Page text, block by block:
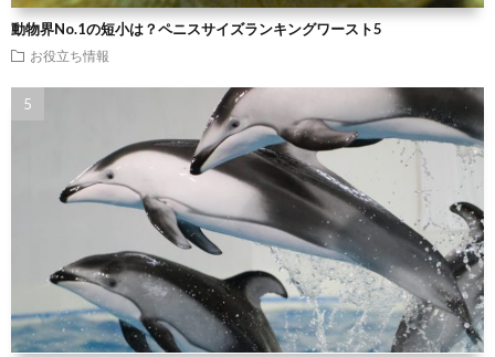
動物界No.1の短小は？ペニスサイズランキングワースト5
お役立ち情報